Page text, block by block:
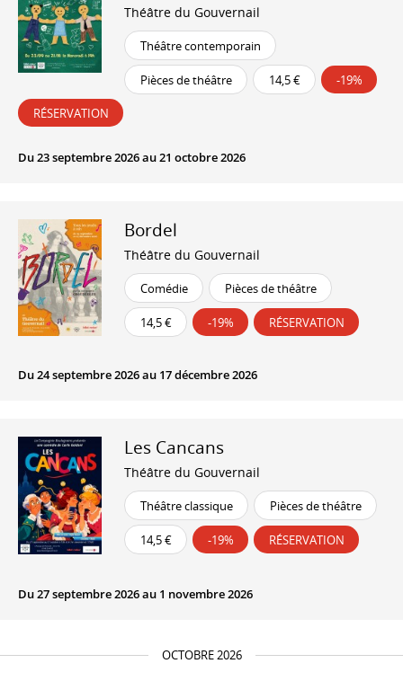
Théâtre du Gouvernail
Théâtre contemporain
Pièces de théâtre 14,5 € -19%
RÉSERVATION
Du 23 septembre 2026 au 21 octobre 2026
Bordel
Théâtre du Gouvernail
Comédie Pièces de théâtre
14,5 € -19% RÉSERVATION
Du 24 septembre 2026 au 17 décembre 2026
Les Cancans
Théâtre du Gouvernail
Théâtre classique Pièces de théâtre
14,5 € -19% RÉSERVATION
Du 27 septembre 2026 au 1 novembre 2026
OCTOBRE 2026